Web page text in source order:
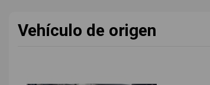
Vehículo de origen